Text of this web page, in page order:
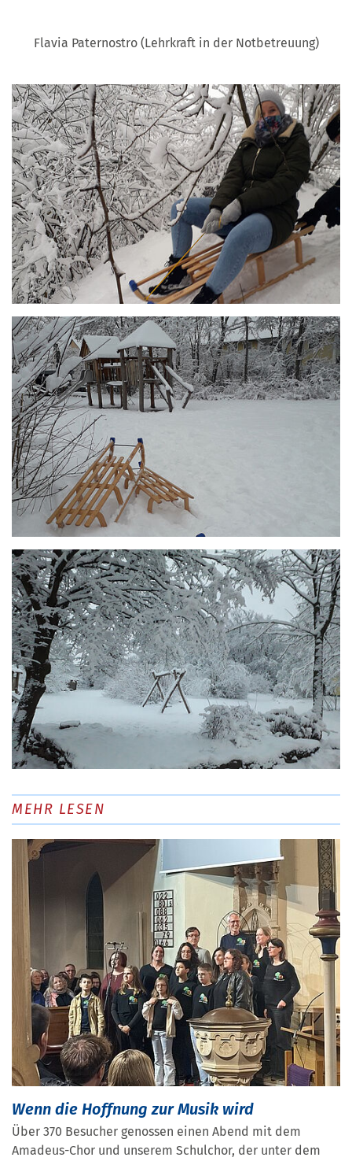
Flavia Paternostro (Lehrkraft in der Notbetreuung)
MEHR LESEN
Wenn die Hoffnung zur Musik wird
Über 370 Besucher genossen einen Abend mit dem
Amadeus-Chor und unserem Schulchor, der unter dem